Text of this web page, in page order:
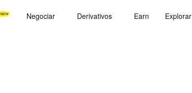
Negociar Derivativos Earn Explorar